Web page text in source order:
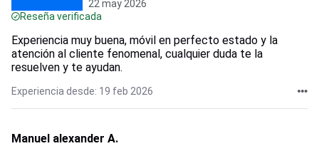
22 may 2026
Reseña verificada
Experiencia muy buena, móvil en perfecto estado y la
atención al cliente fenomenal, cualquier duda te la
resuelven y te ayudan.
Experiencia desde: 19 feb 2026
Manuel alexander A.